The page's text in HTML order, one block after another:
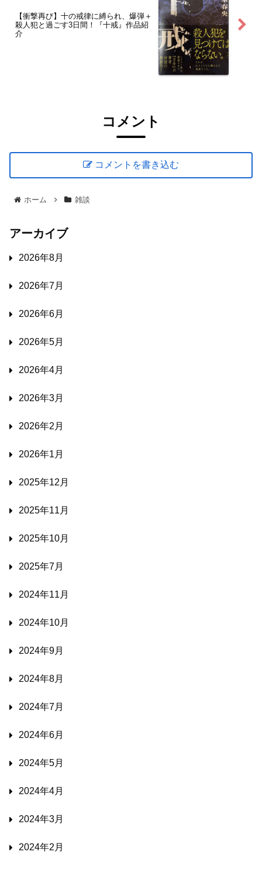
【衝撃再び】十の戒律に縛られ、爆弾＋
殺人犯と過ごす3日間！『十戒』作品紹
介
コメント
コメントを書き込む
ホーム 雑談
アーカイブ
2026年8月
2026年7月
2026年6月
2026年5月
2026年4月
2026年3月
2026年2月
2026年1月
2025年12月
2025年11月
2025年10月
2025年7月
2024年11月
2024年10月
2024年9月
2024年8月
2024年7月
2024年6月
2024年5月
2024年4月
2024年3月
2024年2月